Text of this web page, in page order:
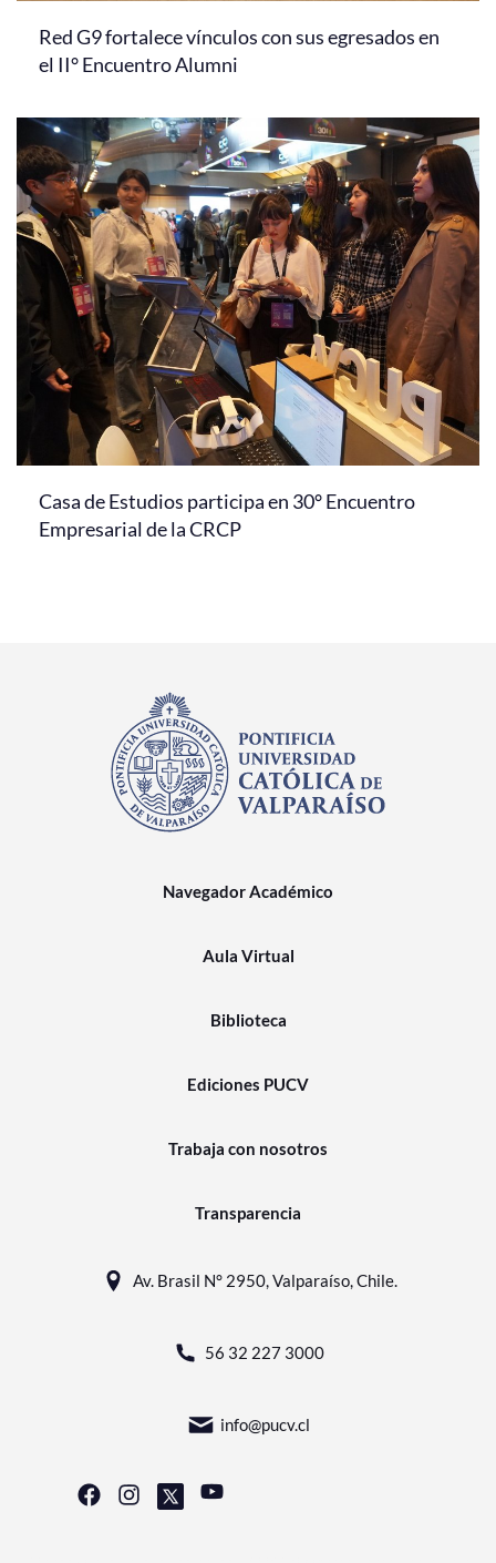
Red G9 fortalece vínculos con sus egresados en
el II° Encuentro Alumni
Casa de Estudios participa en 30° Encuentro
Empresarial de la CRCP
Navegador Académico
Aula Virtual
Biblioteca
Ediciones PUCV
Trabaja con nosotros
Transparencia
Av. Brasil N° 2950, Valparaíso, Chile.
56 32 227 3000
info@pucv.cl